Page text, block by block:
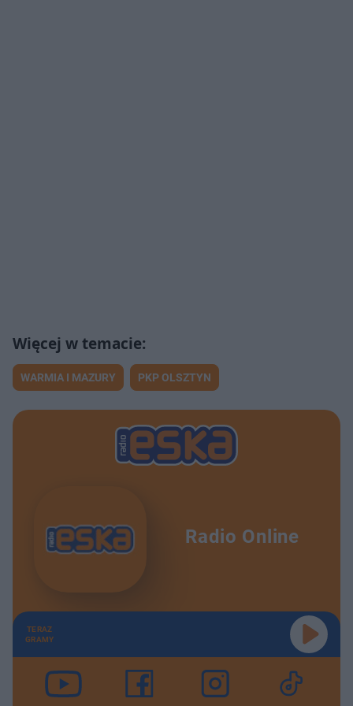
WARMIA I MAZURY PKP OLSZTYN
Radio Online
TERAZ
GRAMY